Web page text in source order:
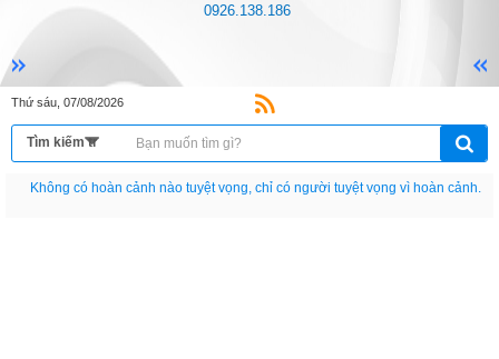
0926.138.186
Thứ sáu, 07/08/2026
Nếu như không chịu học tập thì cho dù đi vạn dặm đường cũng chỉ là anh đưa